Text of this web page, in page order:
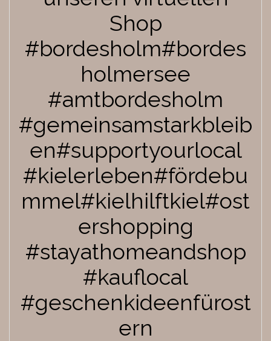
Shop
#bordesholm#bordes
holmersee
#amtbordesholm
#gemeinsamstarkbleib
en#supportyourlocal
#kielerleben#fördebu
mmel#kielhilftkiel#ost
ershopping
#stayathomeandshop
#kauflocal
#geschenkideenfürost
ern